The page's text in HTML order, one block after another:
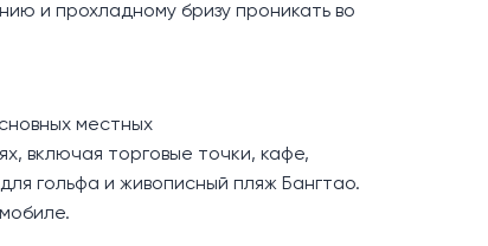
и прохладному бризу проникать во
местных
включая торговые точки, кафе,
гольфа и живописный пляж Бангтао.